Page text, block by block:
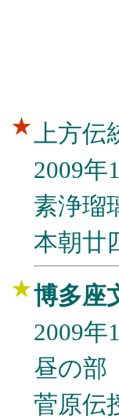
★上方伝
2009年
素浄瑠
本朝廿
★博多座
2009年
昼の部
菅原伝